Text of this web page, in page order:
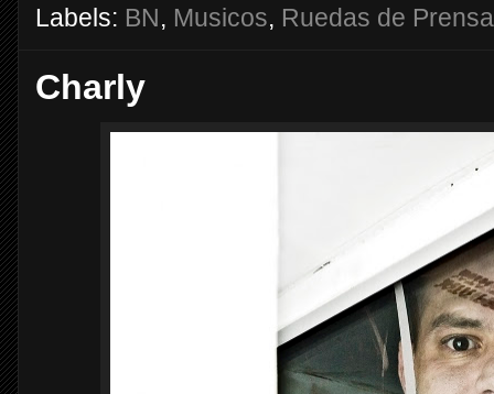
Labels: BN, Musicos, Ruedas de Prensa
Charly